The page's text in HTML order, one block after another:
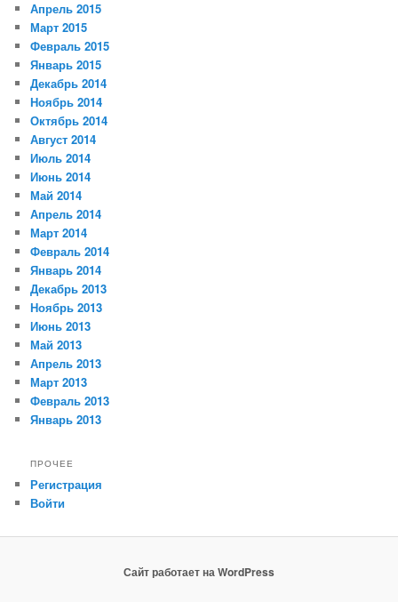
Апрель 2015
Март 2015
Февраль 2015
Январь 2015
Декабрь 2014
Ноябрь 2014
Октябрь 2014
Август 2014
Июль 2014
Июнь 2014
Май 2014
Апрель 2014
Март 2014
Февраль 2014
Январь 2014
Декабрь 2013
Ноябрь 2013
Июнь 2013
Май 2013
Апрель 2013
Март 2013
Февраль 2013
Январь 2013
ПРОЧЕЕ
Регистрация
Войти
Сайт работает на WordPress